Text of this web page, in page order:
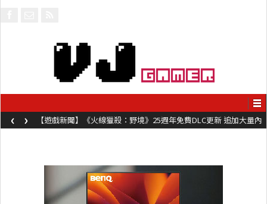
【遊戲新聞】《火線獵殺：野境》25週年免費DLC更新 追加大量內
容同時系舊作限時超平價折扣
‹ ›